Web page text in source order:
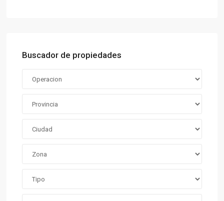
Buscador de propiedades